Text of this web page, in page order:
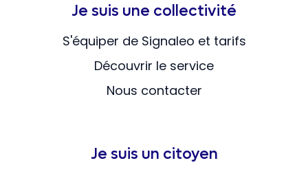
Je suis une collectivité
S'équiper de Signaleo et tarifs
Découvrir le service
Nous contacter
Je suis un citoyen